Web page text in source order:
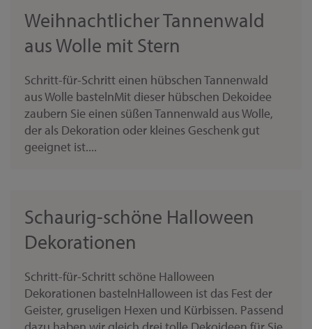
Weihnachtlicher Tannenwald
aus Wolle mit Stern
Schritt-für-Schritt einen hübschen Tannenwald
aus Wolle bastelnMit dieser hübschen Dekoidee
zaubern Sie einen süßen Tannenwald aus Wolle,
der als Dekoration oder kleines Geschenk gut
geeignet ist....
Schaurig-schöne Halloween
Dekorationen
Schritt-für-Schritt schöne Halloween
Dekorationen bastelnHalloween ist das Fest der
Geister, gruseligen Hexen und Kürbissen. Passend